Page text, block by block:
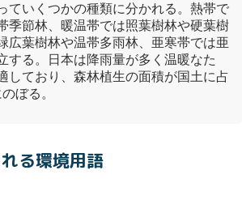
ていくつかの種類に分かれる。 熱帯で
季節林、暖温帯では照葉樹林や硬葉樹
広葉樹林や温帯多雨林、亜寒帯では亜
する。日本は降雨量が多く温暖なた
しており、森林植生の面積が国土に占
ぼる。
る環境用語